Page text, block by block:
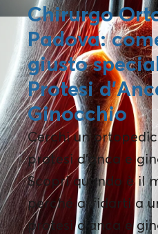
Chirurgo
Padova:
giusto
Protesi
Ginocchio
Cerchi un
protesi d’anca e
Scopri quando è il
perché affidarti a
protesi d’anca e